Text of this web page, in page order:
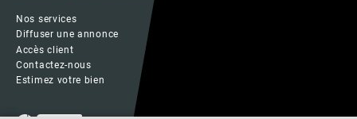
Nos services
Diffuser une annonce
Accès client
Contactez-nous
Estimez votre bien